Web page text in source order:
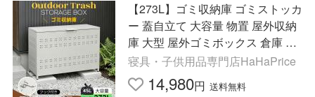
【273L】ゴミ収納庫 ゴミストッカ
ー 蓋自立て 大容量 物置 屋外収納
庫 大型 屋外ゴミボックス 倉庫 DI
Y 頑丈 ボンデ鋼板 ごみ収納庫 110
*45*65
寝具・子供用品専門店HaHaPrice
14,980円 送料無料